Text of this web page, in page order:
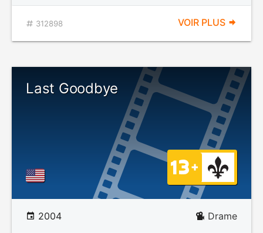
312898 VOIR PLUS
Last Goodbye
2004 Drame